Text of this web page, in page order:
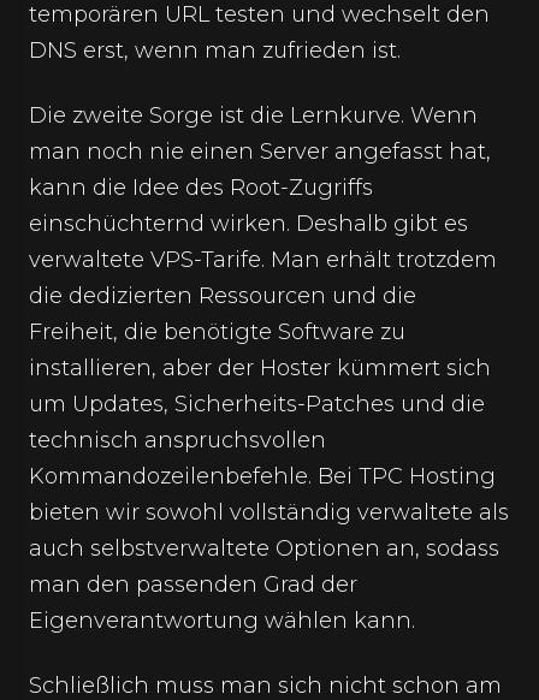
temporären URL testen und wechselt den
DNS erst, wenn man zufrieden ist.
Die zweite Sorge ist die Lernkurve. Wenn
man noch nie einen Server angefasst hat,
kann die Idee des Root-Zugriffs
einschüchternd wirken. Deshalb gibt es
verwaltete VPS-Tarife. Man erhält trotzdem
die dedizierten Ressourcen und die
Freiheit, die benötigte Software zu
installieren, aber der Hoster kümmert sich
um Updates, Sicherheits-Patches und die
technisch anspruchsvollen
Kommandozeilenbefehle. Bei TPC Hosting
bieten wir sowohl vollständig verwaltete als
auch selbstverwaltete Optionen an, sodass
man den passenden Grad der
Eigenverantwortung wählen kann.
Schließlich muss man sich nicht schon am